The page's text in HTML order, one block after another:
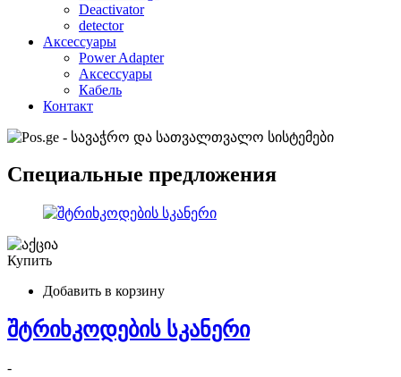
Deactivator
detector
Аксессуары
Power Adapter
Аксессуары
Кабель
Контакт
Специальные предложения
Купить
Добавить в корзину
შტრიხკოდების სკანერი
-